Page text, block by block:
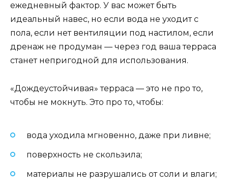
ежедневный фактор. У вас может быть
идеальный навес, но если вода не уходит с
пола, если нет вентиляции под настилом, если
дренаж не продуман — через год ваша терраса
станет непригодной для использования.
«Дождеустойчивая» терраса — это не про то,
чтобы не мокнуть. Это про то, чтобы:
вода уходила мгновенно, даже при ливне;
поверхность не скользила;
материалы не разрушались от соли и влаги;